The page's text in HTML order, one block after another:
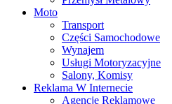
Moto
Transport
Części Samochodowe
Wynajem
Usługi Motoryzacyjne
Salony, Komisy
Reklama W Internecie
Agencje Reklamowe